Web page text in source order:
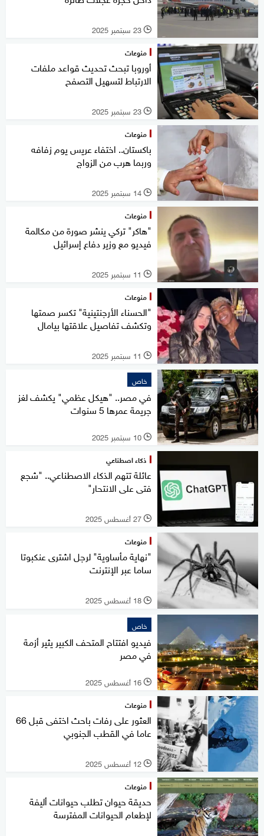
l 23 سبتمبر 2025
منوعات
أوروبا تبحث تحديث قواعد ملفات
الارتباط لتسهيل التصفح
l 23 سبتمبر 2025
منوعات
باكستان.. اختفاء عريس يوم زفافه
وربما هرب من الزواج
l 14 سبتمبر 2025
منوعات
"هاكر" تركي ينشر صورة من مكالمة
فيديو مع وزير دفاع إسرائيل
l 11 سبتمبر 2025
منوعات
"الحسناء الأرجنتينية" تكسر صمتها
وتكشف تفاصيل علاقتها بيامال
l 11 سبتمبر 2025
خاص
في مصر.. "هيكل عظمي" يكشف لغز
جريمة عمرها 5 سنوات
l 10 سبتمبر 2025
ذكاء اصطناعي
عائلة تتهم الذكاء الاصطناعي.. "شجع
فتى على الانتحار"
l 27 أغسطس 2025
منوعات
"نهاية مأساوية" لرجل اشترى عنكبوتا
ساما عبر الإنترنت
l 18 أغسطس 2025
خاص
فيديو افتتاح المتحف الكبير يثير أزمة
في مصر
l 16 أغسطس 2025
منوعات
العثور على رفات باحث اختفى قبل 66
عاما في القطب الجنوبي
l 12 أغسطس 2025
منوعات
حديقة حيوان تطلب حيوانات أليفة
لإطعام الحيوانات المفترسة